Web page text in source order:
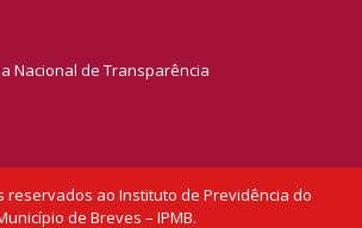
Nacional de Transparência
reservados ao Instituto de Previdência do
de Breves – IPMB.